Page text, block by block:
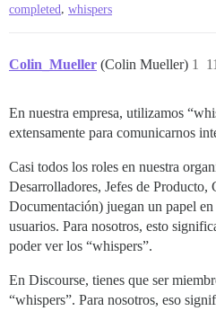
completed, whispers
Colin_Mueller (Colin Mueller) 1
En nuestra empresa, utilizamos
extensamente para comunicarnos
Casi todos los roles en nuestra
Desarrolladores, Jefes de
Documentación) juegan un papel
usuarios. Para nosotros, esto
poder ver los “whispers”.
En Discourse, tienes que ser
“whispers”. Para nosotros, eso